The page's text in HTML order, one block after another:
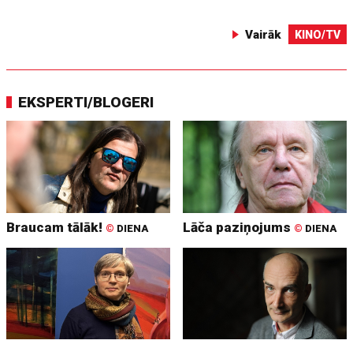
Vairāk KINO/TV
EKSPERTI/BLOGERI
Braucam tālāk! © DIENA Lāča paziņojums © DIENA